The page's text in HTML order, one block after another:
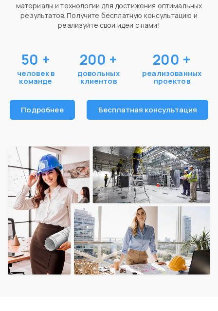
материалы и технологии для достижения оптимальных
результатов. Получите бесплатную консультацию и
реализуйте свои идеи с нами!
50 +
человек в
команде
200 +
довольных
клиентов
200 +
реализованных
проектов
Подробнее Бесплатная консультация